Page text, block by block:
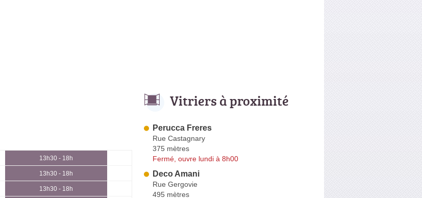
13h30 - 18h
13h30 - 18h
13h30 - 18h
Vitriers à proximité
Perucca Freres
Rue Castagnary
375 mètres
Fermé, ouvre lundi à 8h00
Deco Amani
Rue Gergovie
495 mètres